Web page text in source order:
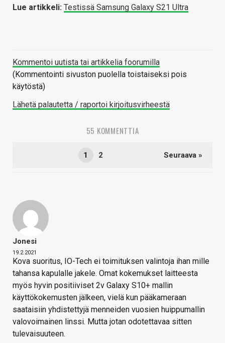
Lue artikkeli: Testissä Samsung Galaxy S21 Ultra
Kommentoi uutista tai artikkelia foorumilla
(Kommentointi sivuston puolella toistaiseksi pois
käytöstä)
Lähetä palautetta / raportoi kirjoitusvirheestä
55 KOMMENTTIA
1 2 Seuraava »
Jonesi
19.2.2021
Kova suoritus, IO-Tech ei toimituksen valintoja ihan mille
tahansa kapulalle jakele. Omat kokemukset laitteesta
myös hyvin positiiviset 2v Galaxy S10+ mallin
käyttökokemusten jälkeen, vielä kun pääkameraan
saataisiin yhdistettyjä menneiden vuosien huippumallin
valovoimainen linssi. Mutta jotan odotettavaa sitten
tulevaisuuteen.